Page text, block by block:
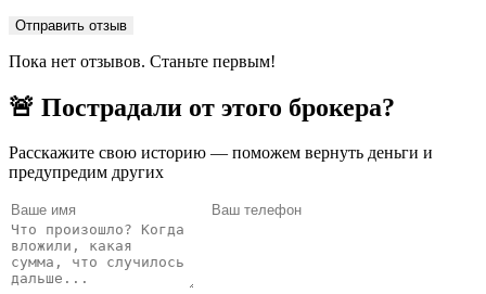
Пока нет отзывов. Станьте первым!
🚨 Пострадали от этого брокера?
Расскажите свою историю — поможем вернуть деньги и
предупредим других